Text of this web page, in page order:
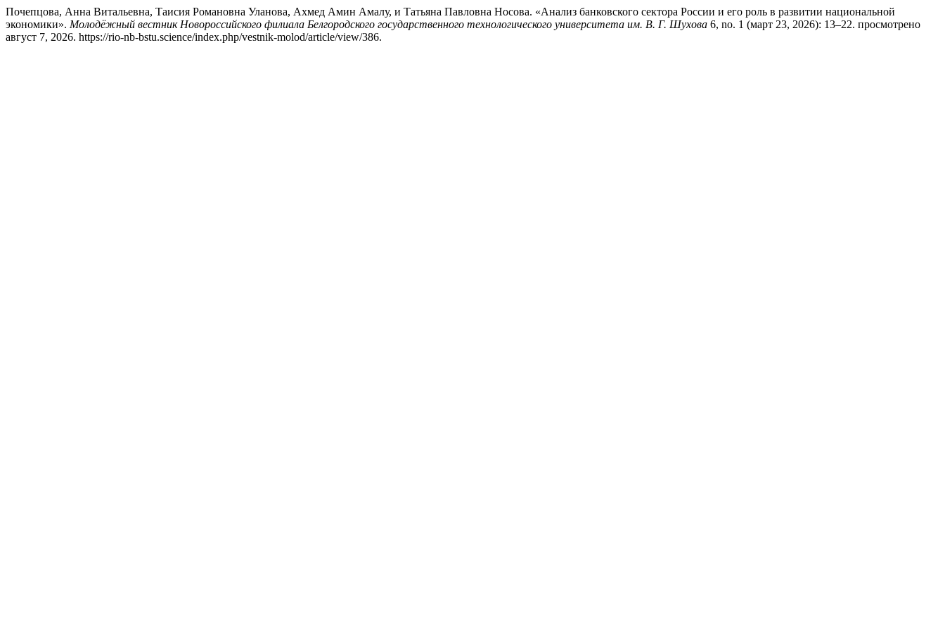
Почепцова, Анна Витальевна, Таисия Романовна Уланова, Ахмед Амин Амалу, и Татьяна Павловна Носова. «Анализ банковского сектора России и его роль в развитии национальной
экономики». Молодёжный вестник Новороссийского филиала Белгородского государственного технологического университета им. В. Г. Шухова 6, no. 1 (март 23, 2026): 13–22. просмотрено
август 7, 2026. https://rio-nb-bstu.science/index.php/vestnik-molod/article/view/386.